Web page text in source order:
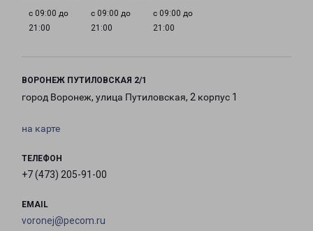
с 09:00 до
21:00
с 09:00 до
21:00
с 09:00 до
21:00
ВОРОНЕЖ ПУТИЛОВСКАЯ 2/1
город Воронеж, улица Путиловская, 2 корпус 1
на карте
ТЕЛЕФОН
+7 (473) 205-91-00
EMAIL
voronej@pecom.ru